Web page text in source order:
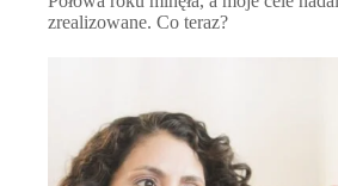
zrealizowane. Co teraz?